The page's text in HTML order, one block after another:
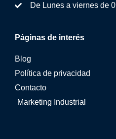
Páginas de interés
Blog
Política de privacidad
Contacto
Marketing Industrial
De Lunes a viernes de